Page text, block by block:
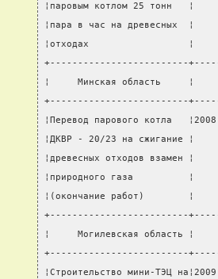
¦паровым котлом 25
¦пара в час на
¦отходах
+-------------------------
¦     Минская область
+-------------------------
¦Перевод парового котла
¦ДКВР - 20/23 на
¦древесных отходов
¦природного газа
¦(окончание работ)
+-------------------------
¦     Могилевская
+-------------------------
¦Строительство мини-ТЭЦ